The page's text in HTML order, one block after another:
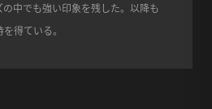
中でも強い印象を残した。以降も
得ている。